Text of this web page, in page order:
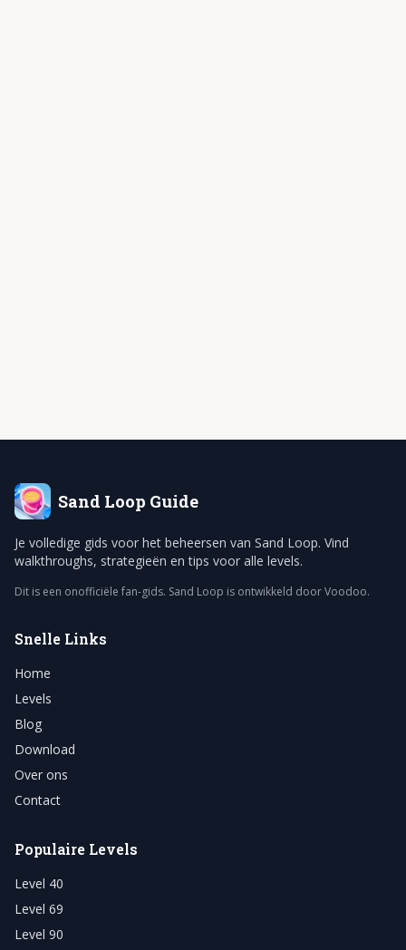
Sand Loop Guide
Je volledige gids voor het beheersen van Sand Loop. Vind
walkthroughs, strategieën en tips voor alle levels.
Dit is een onofficiële fan-gids. Sand Loop is ontwikkeld door Voodoo.
Snelle Links
Home
Levels
Blog
Download
Over ons
Contact
Populaire Levels
Level 40
Level 69
Level 90